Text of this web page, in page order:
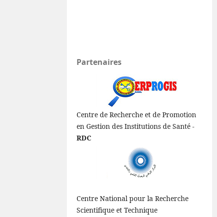
Partenaires
Centre de Recherche et de Promotion
en Gestion des Institutions de Santé -
RDC
Centre National pour la Recherche
Scientifique et Technique